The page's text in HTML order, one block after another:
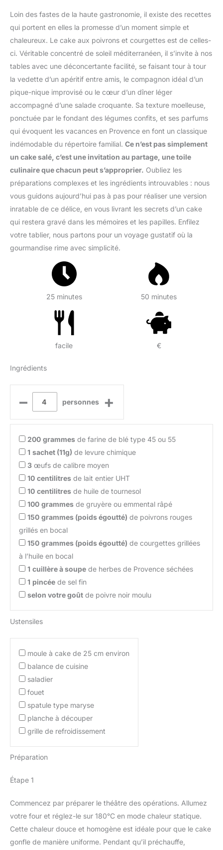
Loin des fastes de la haute gastronomie, il existe des recettes
qui portent en elles la promesse d’un moment simple et
chaleureux. Le cake aux poivrons et courgettes est de celles-
ci. Véritable concentré de soleil méditerranéen, il s’invite à nos
tables avec une déconcertante facilité, se faisant tour à tour
la vedette d’un apéritif entre amis, le compagnon idéal d’un
pique-nique improvisé ou le cœur d’un dîner léger
accompagné d’une salade croquante. Sa texture moelleuse,
ponctuée par le fondant des légumes confits, et ses parfums
qui évoquent les vacances en Provence en font un classique
indémodable du répertoire familial. Ce n’est pas simplement
un cake salé, c’est une invitation au partage, une toile
culinaire que chacun peut s’approprier. Oubliez les
préparations complexes et les ingrédients introuvables : nous
vous guidons aujourd’hui pas à pas pour réaliser une version
inratable de ce délice, en vous livrant les secrets d’un cake
qui restera gravé dans les mémoires et les papilles. Enfilez
votre tablier, nous partons pour un voyage gustatif où la
gourmandise rime avec simplicité.
25 minutes 50 minutes
facile €
Ingrédients
– personnes +
200 grammes de farine de blé type 45 ou 55
1 sachet (11g) de levure chimique
3 œufs de calibre moyen
10 centilitres de lait entier UHT
10 centilitres de huile de tournesol
100 grammes de gruyère ou emmental râpé
150 grammes (poids égoutté) de poivrons rouges
grillés en bocal
150 grammes (poids égoutté) de courgettes grillées
à l’huile en bocal
1 cuillère à soupe de herbes de Provence séchées
1 pincée de sel fin
selon votre goût de poivre noir moulu
Ustensiles
moule à cake de 25 cm environ
balance de cuisine
saladier
fouet
spatule type maryse
planche à découper
grille de refroidissement
Préparation
Étape 1
Commencez par préparer le théâtre des opérations. Allumez
votre four et réglez-le sur 180°C en mode chaleur statique.
Cette chaleur douce et homogène est idéale pour que le cake
gonfle de manière uniforme. Pendant qu’il préchauffe,